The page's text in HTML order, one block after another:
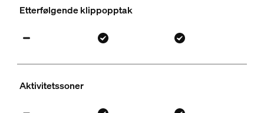
Etterfølgende klippopptak
Aktivitetssoner